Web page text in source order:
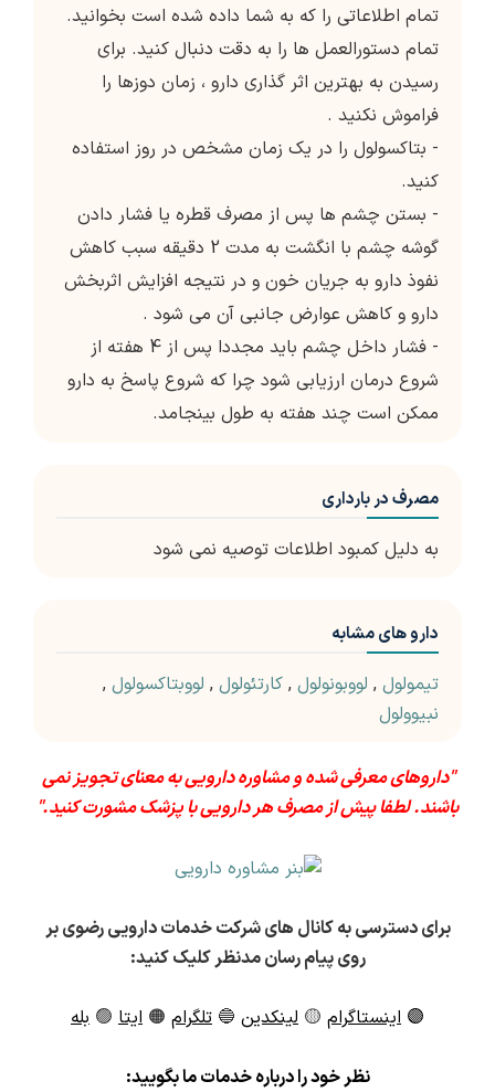
تمام اطلاعاتی را که به شما داده شده است بخوانید.
تمام دستورالعمل ها را به دقت دنبال کنید. برای
رسیدن به بهترین اثر گذاری دارو ، زمان دوزها را
فراموش نکنید .
- بتاکسولول را در یک زمان مشخص در روز استفاده
کنید.
- بستن چشم ها پس از مصرف قطره یا فشار دادن
گوشه چشم با انگشت به مدت 2 دقیقه سبب کاهش
نفوذ دارو به جریان خون و در نتیجه افزایش اثربخش
دارو و کاهش عوارض جانبی آن می شود .
- فشار داخل چشم باید مجددا پس از 4 هفته از
شروع درمان ارزیابی شود چرا که شروع پاسخ به دارو
ممکن است چند هفته به طول بینجامد.
مصرف در بارداری
به دلیل کمبود اطلاعات توصیه نمی شود
دارو های مشابه
تیمولول , لووبونولول , کارتئولول , لووبتاکسولول ,
نبیوولول
"داروهای معرفی شده و مشاوره دارویی به معنای تجویز نمی
باشند. لطفا پیش از مصرف هر دارویی با پزشک مشورت کنید."
برای دسترسی به کانال های شرکت خدمات دارویی رضوی بر
روی پیام رسان مدنظر کلیک کنید:
🟣 اینستاگرام 🟡 لینکدین 🔵 تلگرام 🟠 ایتا 🟢 بله
نظر خود را درباره خدمات ما بگویید: